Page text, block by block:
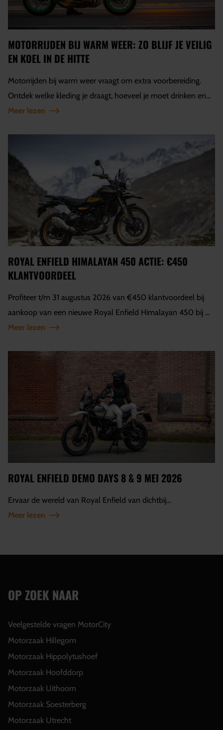
MOTORRIJDEN BIJ WARM WEER: ZO BLIJF JE VEILIG
EN KOEL IN DE HITTE
Motorrijden bij warm weer vraagt om extra voorbereiding.
Ontdek welke kleding je draagt, hoeveel je moet drinken en...
Meer lezen
ROYAL ENFIELD HIMALAYAN 450 ACTIE: €450
KLANTVOORDEEL
Profiteer t/m 31 augustus 2026 van €450 klantvoordeel bij
aankoop van een nieuwe Royal Enfield Himalayan 450 bij ...
Meer lezen
ROYAL ENFIELD DEMO DAYS 8 & 9 MEI 2026
Ervaar de wereld van Royal Enfield van dichtbij...
Meer lezen
OP ZOEK NAAR
Veelgestelde vragen MotorCity
Motorzaak Hillegom
Motorzaak Hippolytushoef
Motorzaak Hoofddorp
Motorzaak Uithoorn
Motorzaak Soesterberg
Motorzaak Utrecht